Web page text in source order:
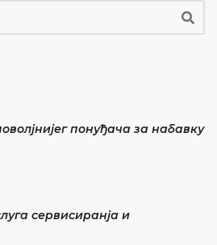
понуђача за набавку
сервисиранја и